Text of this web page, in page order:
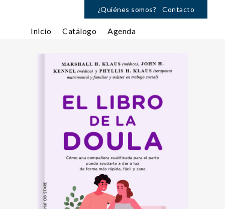
¿Quiénes somos? Contacto
Inicio Catálogo Agenda